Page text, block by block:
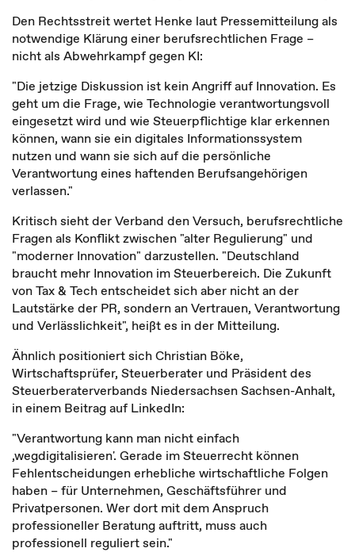
Den Rechtsstreit wertet Henke laut Pressemitteilung als
notwendige Klärung einer berufsrechtlichen Frage –
nicht als Abwehrkampf gegen KI:
"Die jetzige Diskussion ist kein Angriff auf Innovation. Es
geht um die Frage, wie Technologie verantwortungsvoll
eingesetzt wird und wie Steuerpflichtige klar erkennen
können, wann sie ein digitales Informationssystem
nutzen und wann sie sich auf die persönliche
Verantwortung eines haftenden Berufsangehörigen
verlassen."
Kritisch sieht der Verband den Versuch, berufsrechtliche
Fragen als Konflikt zwischen "alter Regulierung" und
"moderner Innovation" darzustellen. "Deutschland
braucht mehr Innovation im Steuerbereich. Die Zukunft
von Tax & Tech entscheidet sich aber nicht an der
Lautstärke der PR, sondern an Vertrauen, Verantwortung
und Verlässlichkeit", heißt es in der Mitteilung.
Ähnlich positioniert sich Christian Böke,
Wirtschaftsprüfer, Steuerberater und Präsident des
Steuerberaterverbands Niedersachsen Sachsen-Anhalt,
in einem Beitrag auf LinkedIn:
"Verantwortung kann man nicht einfach
‚wegdigitalisieren'. Gerade im Steuerrecht können
Fehlentscheidungen erhebliche wirtschaftliche Folgen
haben – für Unternehmen, Geschäftsführer und
Privatpersonen. Wer dort mit dem Anspruch
professioneller Beratung auftritt, muss auch
professionell reguliert sein."